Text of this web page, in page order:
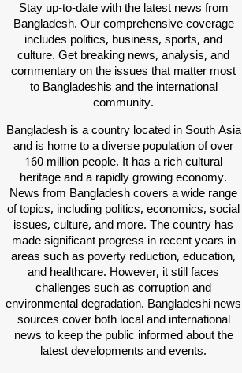
Stay up-to-date with the latest news from
Bangladesh. Our comprehensive coverage
includes politics, business, sports, and
culture. Get breaking news, analysis, and
commentary on the issues that matter most
to Bangladeshis and the international
community.
Bangladesh is a country located in South Asia
and is home to a diverse population of over
160 million people. It has a rich cultural
heritage and a rapidly growing economy.
News from Bangladesh covers a wide range
of topics, including politics, economics, social
issues, culture, and more. The country has
made significant progress in recent years in
areas such as poverty reduction, education,
and healthcare. However, it still faces
challenges such as corruption and
environmental degradation. Bangladeshi news
sources cover both local and international
news to keep the public informed about the
latest developments and events.